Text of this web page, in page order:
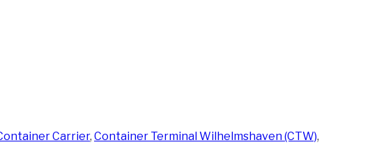
Carrier, Container Terminal Wilhelmshaven (CTW),